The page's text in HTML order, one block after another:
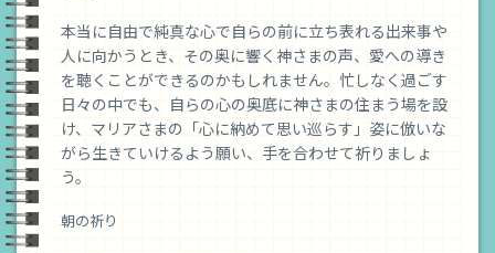
本当に自由で純真な心で自らの前に立ち表れる出来事や
人に向かうとき、その奥に響く神さまの声、愛への導き
を聴くことができるのかもしれません。忙しなく過ごす
日々の中でも、自らの心の奥底に神さまの住まう場を設
け、マリアさまの「心に納めて思い巡らす」姿に倣いな
がら生きていけるよう願い、手を合わせて祈りましょ
う。
朝の祈り